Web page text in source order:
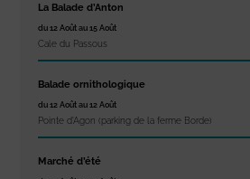
La Balade d’Anton
du 12 Août au 15 Août
Cale du Passous
Balade ornithologique
du 12 Août au 12 Août
Pointe d'Agon (parking de la ferme Borde)
Marché d’été